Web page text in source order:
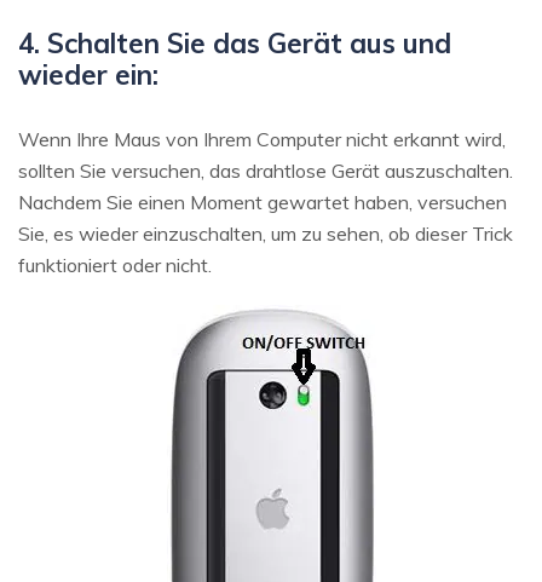
4. Schalten Sie das Gerät aus und
wieder ein:
Wenn Ihre Maus von Ihrem Computer nicht erkannt wird,
sollten Sie versuchen, das drahtlose Gerät auszuschalten.
Nachdem Sie einen Moment gewartet haben, versuchen
Sie, es wieder einzuschalten, um zu sehen, ob dieser Trick
funktioniert oder nicht.